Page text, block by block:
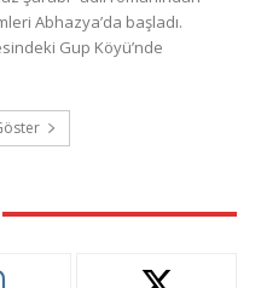
Abhazya’da başladı.
Gup Köyü’nde